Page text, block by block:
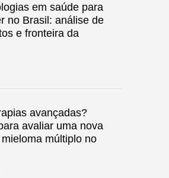
em saúde para
no Brasil: análise de
e fronteira da
avançadas?
avaliar uma nova
múltiplo no